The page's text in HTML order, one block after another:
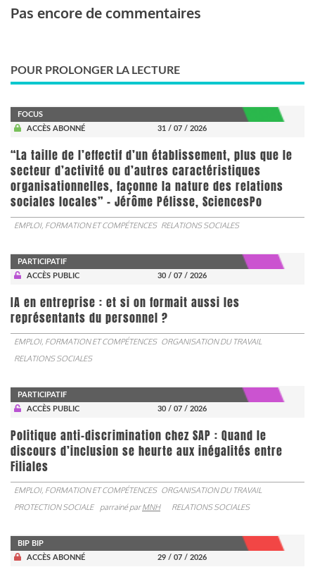
Pas encore de commentaires
POUR PROLONGER LA LECTURE
FOCUS
ACCÈS ABONNÉ
31 / 07 / 2026
“La taille de l’effectif d’un établissement, plus que le
secteur d’activité ou d’autres caractéristiques
organisationnelles, façonne la nature des relations
sociales locales” - Jérôme Pélisse, SciencesPo
EMPLOI, FORMATION ET COMPÉTENCES RELATIONS SOCIALES
PARTICIPATIF
ACCÈS PUBLIC
30 / 07 / 2026
IA en entreprise : et si on formait aussi les
représentants du personnel ?
EMPLOI, FORMATION ET COMPÉTENCES ORGANISATION DU TRAVAIL
RELATIONS SOCIALES
PARTICIPATIF
ACCÈS PUBLIC
30 / 07 / 2026
Politique anti-discrimination chez SAP : Quand le
discours d’inclusion se heurte aux inégalités entre
Filiales
EMPLOI, FORMATION ET COMPÉTENCES ORGANISATION DU TRAVAIL
PROTECTION SOCIALE
parrainé parMNH RELATIONS SOCIALES
BIP BIP
ACCÈS ABONNÉ
29 / 07 / 2026